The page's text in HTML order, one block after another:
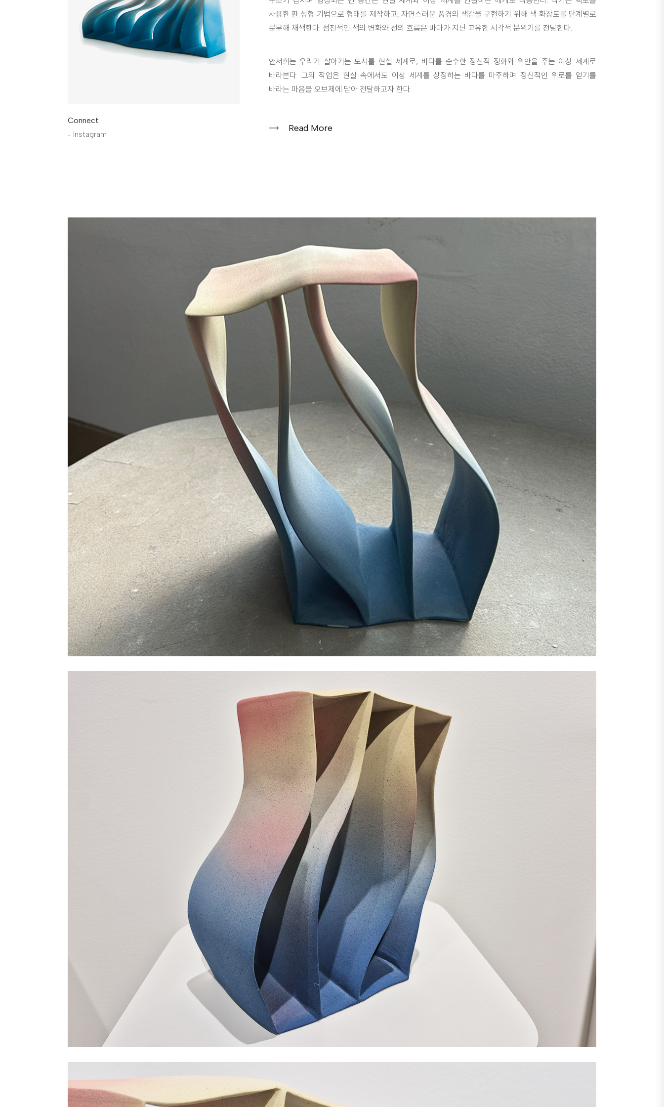
Connect
Instagram
사용한 판 성형 기법으로 형태를 제작하고, 자연스러운 풍경의 색감을 구현하기 위해 색 화장토를 단계별로
분무해 채색한다. 점진적인 색의 변화와 선의 흐름은 바다가 지닌 고유한 시각적 분위기를 전달한다.
안서희는 우리가 살아가는 도시를 현실 세계로, 바다를 순수한 정신적 정화와 위안을 주는 이상 세계로
바라본다. 그의 작업은 현실 속에서도 이상 세계를 상징하는 바다를 마주하며 정신적인 위로를 얻기를
바라는 마음을 오브제에 담아 전달하고자 한다.
Read More